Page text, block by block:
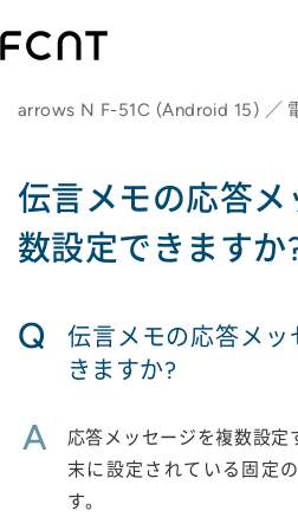
arrows N F-51C (Android 15) ／
伝言メモの応答メ
数設定できますか
Q
伝言メモの応答メ
きますか?
A
応答メッセージを複数設
末に設定されている固定
す。